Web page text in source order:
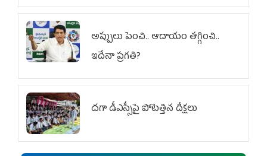
అప్పులు పెంచి.. ఆదాయం తగ్గించి..
ఇదేనా ప్రగతి?
దగా డీఎస్సీపై పోటెత్తిన దీక్షలు